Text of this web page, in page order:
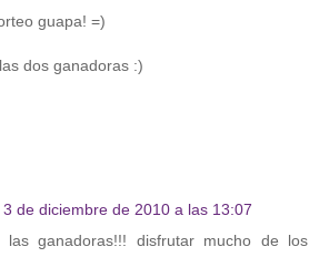
guapa! =)
dos ganadoras :)
3 de diciembre de 2010 a las 13:07
las ganadoras!!! disfrutar mucho de los